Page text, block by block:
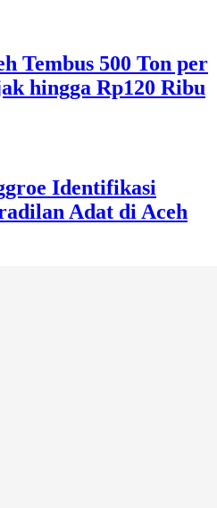
Tembus 500 Ton per
hingga Rp120 Ribu
Identifikasi
Adat di Aceh